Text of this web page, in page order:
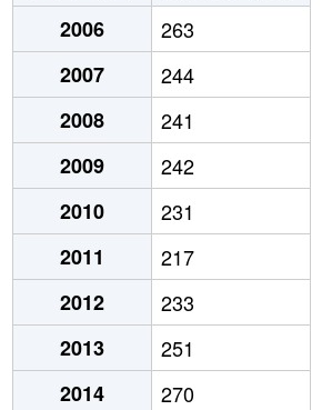
2006
263
2007
244
2008
241
2009
242
2010
231
2011
217
2012
233
2013
251
2014
270